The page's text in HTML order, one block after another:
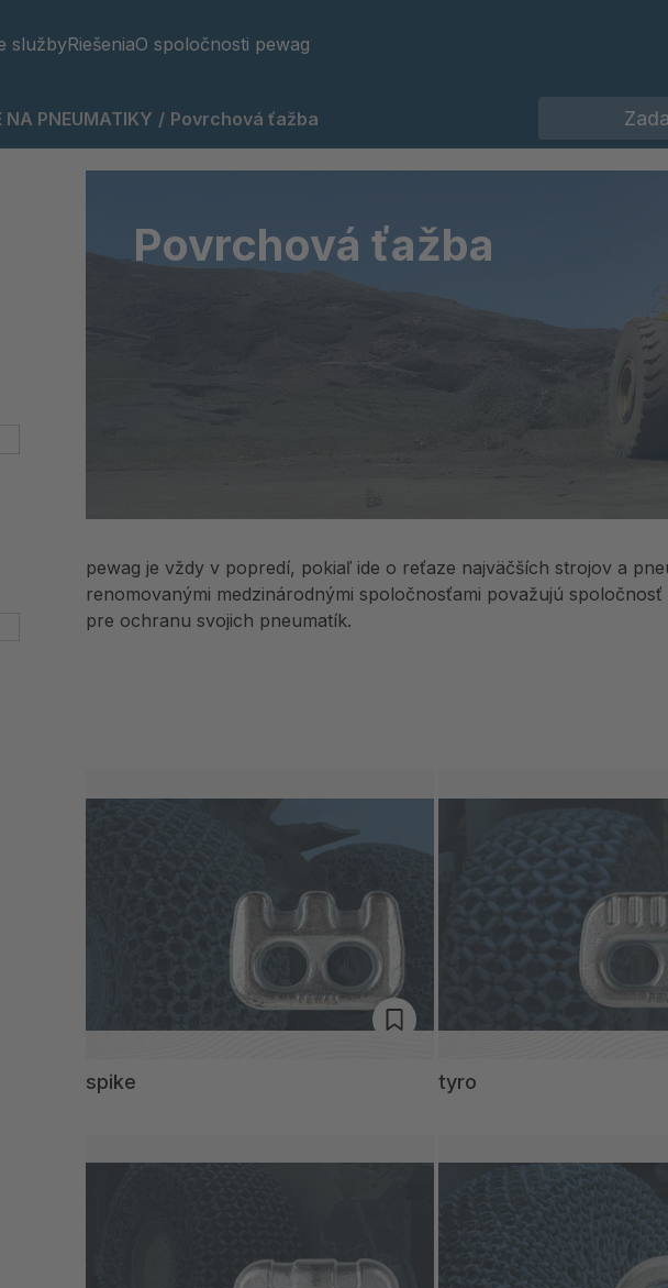
službyRiešeniaO spoločnosti pewag
NA PNEUMATIKY / Povrchová ťažba
Povrchová ťažba
pewag je vždy v popredí, pokiaľ ide o reťaze najväčších strojov a
renomovanými medzinárodnými spoločnosťami považujú
pre ochranu svojich pneumatík.
spike tyro